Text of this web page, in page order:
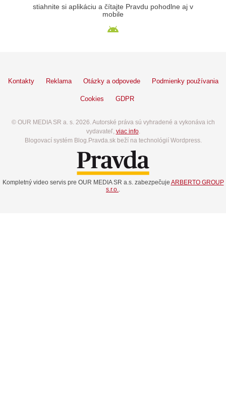
stiahnite si aplikáciu a čítajte Pravdu pohodlne aj v
mobile
Kontakty Reklama Otázky a odpovede Podmienky používania
Cookies GDPR
© OUR MEDIA SR a. s. 2026. Autorské práva sú vyhradené a vykonáva ich
vydavateľ, viac info.
Blogovací systém Blog.Pravda.sk beží na technológií Wordpress.
Kompletný video servis pre OUR MEDIA SR a.s. zabezpečuje ARBERTO GROUP
s.r.o.